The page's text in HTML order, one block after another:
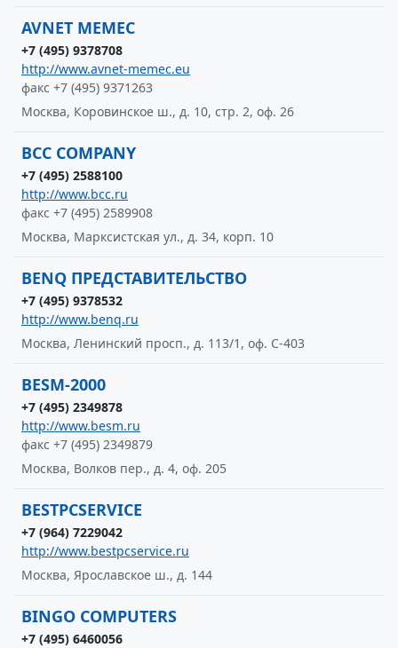
AVNET MEMEC
+7 (495) 9378708
http://www.avnet-memec.eu
факс +7 (495) 9371263
Москва, Коровинское ш., д. 10, стр. 2, оф. 26
BCC COMPANY
+7 (495) 2588100
http://www.bcc.ru
факс +7 (495) 2589908
Москва, Марксистская ул., д. 34, корп. 10
BENQ ПРЕДСТАВИТЕЛЬСТВО
+7 (495) 9378532
http://www.benq.ru
Москва, Ленинский просп., д. 113/1, оф. С-403
BESM-2000
+7 (495) 2349878
http://www.besm.ru
факс +7 (495) 2349879
Москва, Волков пер., д. 4, оф. 205
BESTPCSERVICE
+7 (964) 7229042
http://www.bestpcservice.ru
Москва, Ярославское ш., д. 144
BINGO COMPUTERS
+7 (495) 6460056